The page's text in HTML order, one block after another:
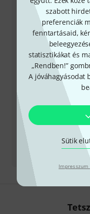
szabott
preferenciák
fenntartásaid,
statisztikákat és
„Rendben!”
A jóváhagyásodat
Sütik
Impresszum
Készítsd elő
Nyitvatartási
nyári időszámítás)
Visszahívást
Még több
Termék
Minden